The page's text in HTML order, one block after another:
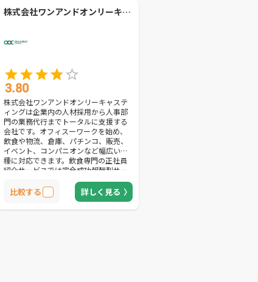
クを事前に見抜く適性検査を実施しま
握します。長期的な雇用をサポートを
株式会社ワンアンドオンリーキャスティング
3.80
株式会社ワンアンドオンリーキャステ
ィングは企業内の人材採用から人事部
門の業務代行までトータルに支援する
会社です。オフィスーワークを始め、
飲食や物流、倉庫、パチンコ、販売、
イベント、コンパニオンなど幅広い業
種に対応できます。飲食専門の正社員
紹介サービスでは完全成功報酬型サー
ビスを提供。転職希望者の入社が決定
するまで費用が発生しないので、導入
リスクを抑えられます。万が一離職し
た場合には返金してもらえるため安心
比較する 詳しく見る